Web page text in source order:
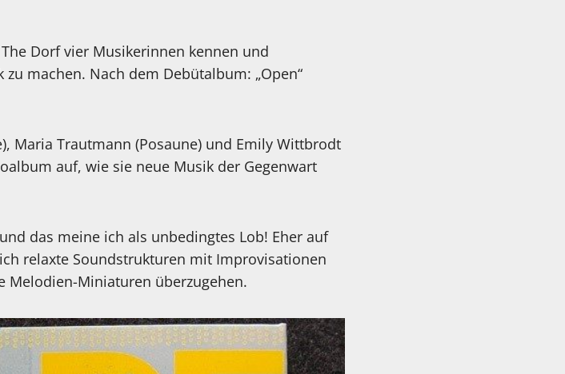
Dorf vier Musikerinnen kennen und
machen. Nach dem Debütalbum: „Open“
Maria Trautmann (Posaune) und Emily Wittbrodt
auf, wie sie neue Musik der Gegenwart
das meine ich als unbedingtes Lob! Eher auf
relaxte Soundstrukturen mit Improvisationen
Melodien-Miniaturen überzugehen.